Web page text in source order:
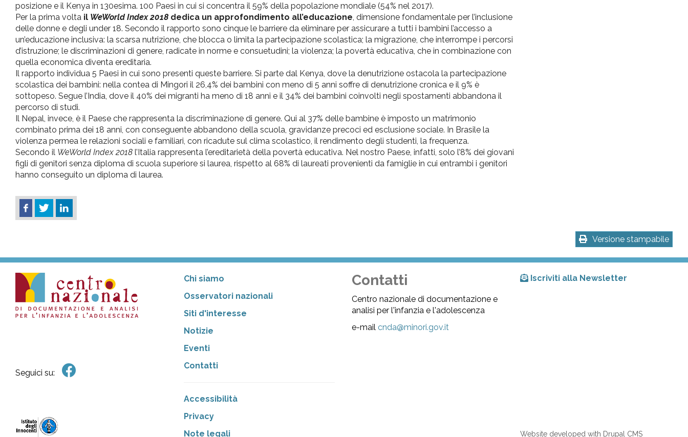
posizione e il Kenya in 130esima. 100 Paesi in cui si concentra il 59% della popolazione mondiale (54% nel 2017).
Per la prima volta il WeWorld Index 2018 dedica un approfondimento all’educazione , dimensione fondamentale per l’inclusione
delle donne e degli under 18. Secondo il rapporto sono cinque le barriere da eliminare per assicurare a tutti i bambini l’accesso a
un’educazione inclusiva: la scarsa nutrizione, che blocca o limita la partecipazione scolastica; la migrazione, che interrompe i percorsi
d’istruzione; le discriminazioni di genere, radicate in norme e consuetudini; la violenza; la povertà educativa, che in combinazione con
quella economica diventa ereditaria.
Il rapporto individua 5 Paesi in cui sono presenti queste barriere. Si parte dal Kenya, dove la denutrizione ostacola la partecipazione
scolastica dei bambini: nella contea di Mingori il 26,4% dei bambini con meno di 5 anni soffre di denutrizione cronica e il 9% è
sottopeso. Segue l’India, dove il 40% dei migranti ha meno di 18 anni e il 34% dei bambini coinvolti negli spostamenti abbandona il
percorso di studi.
Il Nepal, invece, è il Paese che rappresenta la discriminazione di genere. Qui al 37% delle bambine è imposto un matrimonio
combinato prima dei 18 anni, con conseguente abbandono della scuola, gravidanze precoci ed esclusione sociale. In Brasile la
violenza permea le relazioni sociali e familiari, con ricadute sul clima scolastico, il rendimento degli studenti, la frequenza.
Secondo il WeWorld Index 2018 l’Italia rappresenta l’ereditarietà della povertà educativa. Nel nostro Paese, infatti, solo l’8% dei giovani
figli di genitori senza diploma di scuola superiore si laurea, rispetto al 68% di laureati provenienti da famiglie in cui entrambi i genitori
hanno conseguito un diploma di laurea.
Versione stampabile
Seguici su:
Chi siamo
Osservatori nazionali
Siti d'interesse
Notizie
Eventi
Contatti
Accessibilità
Privacy
Note legali
Contatti
Centro nazionale di documentazione e
analisi per l'infanzia e l'adolescenza
e-mailcnda@minori.gov.it
Iscriviti alla Newsletter
Website developed with Drupal CMS